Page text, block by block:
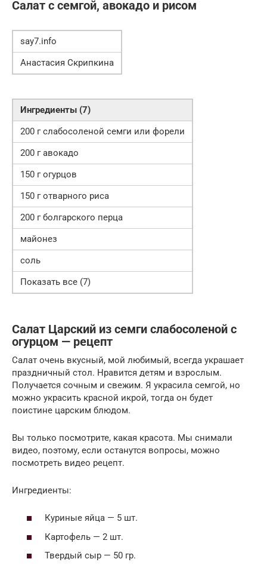
Салат с семгой, авокадо и рисом
say7.info
Анастасия Скрипкина
Ингредиенты (7)
200 г слабосоленой семги или форели
200 г авокадо
150 г огурцов
150 г отварного риса
200 г болгарского перца
майонез
соль
Показать все (7)
Салат Царский из семги слабосоленой с
огурцом — рецепт
Салат очень вкусный, мой любимый, всегда украшает
праздничный стол. Нравится детям и взрослым.
Получается сочным и свежим. Я украсила семгой, но
можно украсить красной икрой, тогда он будет
поистине царским блюдом.
Вы только посмотрите, какая красота. Мы снимали
видео, поэтому, если останутся вопросы, можно
посмотреть видео рецепт.
Ингредиенты:
Куриные яйца — 5 шт.
Картофель — 2 шт.
Твердый сыр — 50 гр.